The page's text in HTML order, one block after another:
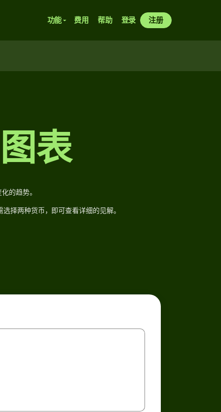
功能 费用 帮助 登录 注册
表
的趋势。
择两种货币，即可查看详细的见解。